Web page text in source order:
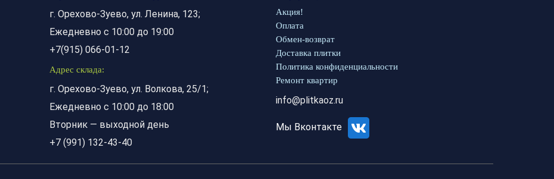
г. Орехово-Зуево, ул. Ленина, 123;
Ежедневно с 10:00 до 19:00
+7(915) 066-01-12
Адрес склада:
г. Орехово-Зуево, ул. Волкова, 25/1;
Ежедневно с 10:00 до 18:00
Вторник — выходной день
+7 (991) 132-43-40
Акция!
Оплата
Обмен-возврат
Доставка плитки
Политика конфиденциальности
Ремонт квартир
info@plitkaoz.ru
Мы Вконтакте